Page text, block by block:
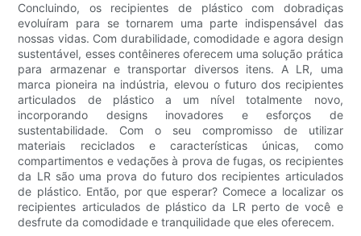
Concluindo, os recipientes de plástico com dobradiças
evoluíram para se tornarem uma parte indispensável das
nossas vidas. Com durabilidade, comodidade e agora design
sustentável, esses contêineres oferecem uma solução prática
para armazenar e transportar diversos itens. A LR, uma
marca pioneira na indústria, elevou o futuro dos recipientes
articulados de plástico a um nível totalmente novo,
incorporando designs inovadores e esforços de
sustentabilidade. Com o seu compromisso de utilizar
materiais reciclados e características únicas, como
compartimentos e vedações à prova de fugas, os recipientes
da LR são uma prova do futuro dos recipientes articulados
de plástico. Então, por que esperar? Comece a localizar os
recipientes articulados de plástico da LR perto de você e
desfrute da comodidade e tranquilidade que eles oferecem.